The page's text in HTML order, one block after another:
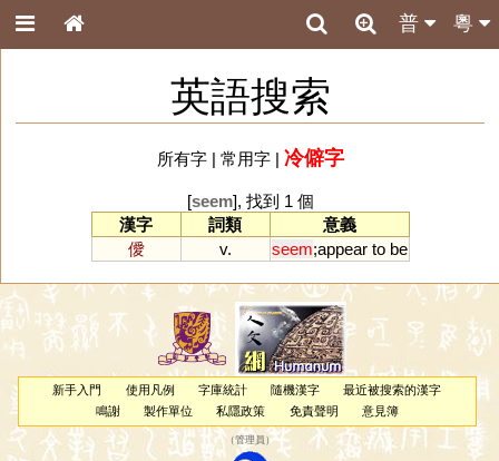
粵
普
英語搜索
所有字| 常用字| 冷僻字
[seem], 找到 1 個
漢字
詞類
意義
僾
v. seem;appear to be
新手入門 使用凡例 字庫統計 隨機漢字
最近被搜索的漢字
鳴謝
製作單位 私隱政策 免責聲明 意見簿
（管理員 ）